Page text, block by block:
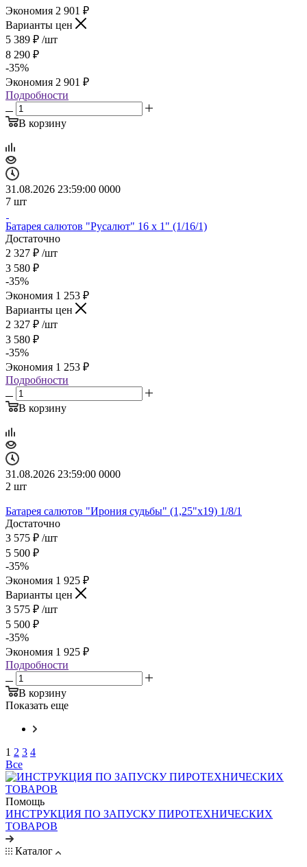
Экономия 2 901 ₽
Варианты цен
5 389 ₽ /шт
8 290 ₽
-35%
Экономия 2 901 ₽
Подробности
В корзину
31.08.2026 23:59:00 0000
7 шт
Батарея салютов "Русалют" 16 х 1" (1/16/1)
Достаточно
2 327 ₽ /шт
3 580 ₽
-35%
Экономия 1 253 ₽
Варианты цен
2 327 ₽ /шт
3 580 ₽
-35%
Экономия 1 253 ₽
Подробности
В корзину
31.08.2026 23:59:00 0000
2 шт
Батарея салютов "Ирония судьбы" (1,25"х19) 1/8/1
Достаточно
3 575 ₽ /шт
5 500 ₽
-35%
Экономия 1 925 ₽
Варианты цен
3 575 ₽ /шт
5 500 ₽
-35%
Экономия 1 925 ₽
Подробности
В корзину
Показать еще
1 2 3 4
Все
Помощь
ИНСТРУКЦИЯ ПО ЗАПУСКУ ПИРОТЕХНИЧЕСКИХ
ТОВАРОВ
Каталог